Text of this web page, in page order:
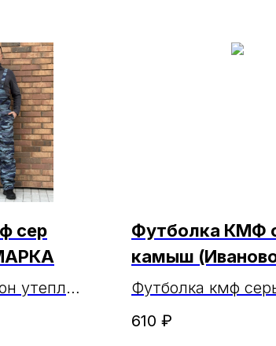
сер
утепл
к/ф
Футболка КМФ
камыш
МАРКА (ЧЗ
Футболка кмф
камыш (100% хл)
610 ₽